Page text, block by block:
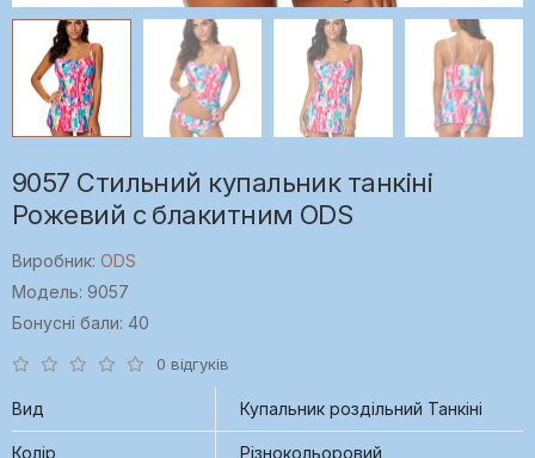
9057 Cтильний купальник танкіні
Рожевий c блакитним ODS
Виробник: ODS
Модель: 9057
Бонусні бали: 40
0 відгуків
Вид Купальник роздільний Танкіні
Колір Різнокольоровий